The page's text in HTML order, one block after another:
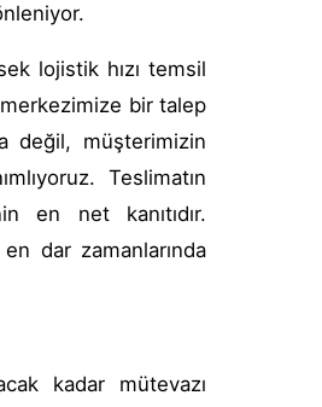
lojistik hızı temsil
merkezimize bir talep
değil, müşterimizin
Teslimatın
en net kanıtıdır.
en dar zamanlarında
kadar mütevazı